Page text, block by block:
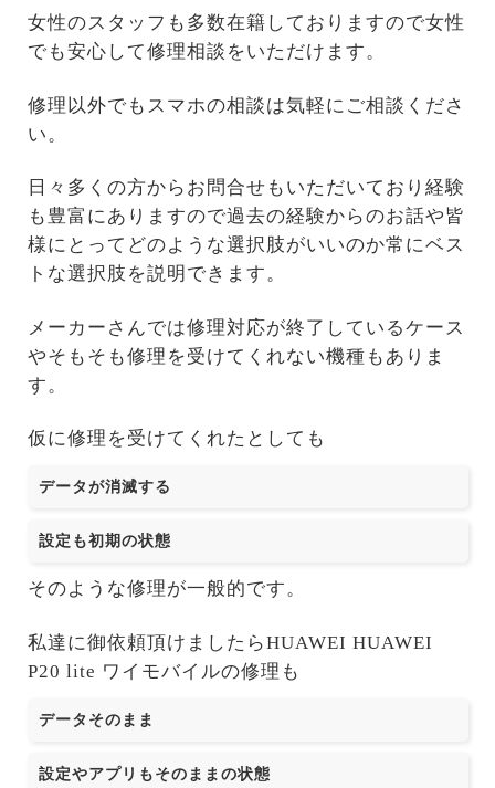
女性のスタッフも多数在籍しておりますので女性
でも安心して修理相談をいただけます。
修理以外でもスマホの相談は気軽にご相談くださ
い。
日々多くの方からお問合せもいただいており経験
も豊富にありますので過去の経験からのお話や皆
様にとってどのような選択肢がいいのか常にベス
トな選択肢を説明できます。
メーカーさんでは修理対応が終了しているケース
やそもそも修理を受けてくれない機種もありま
す。
仮に修理を受けてくれたとしても
データが消滅する
設定も初期の状態
そのような修理が一般的です。
私達に御依頼頂けましたらHUAWEI HUAWEI
P20 lite ワイモバイルの修理も
データそのまま
設定やアプリもそのままの状態